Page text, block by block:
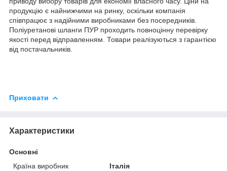
продукцію є найнижчими на ринку, оскільки компанія
співпрацює з надійними виробниками без посередників.
Поліуретанові шланги ПУР проходить повноцінну перевірку
якості перед відправленням. Товари реалізуються з гарантією
від постачальників.
Приховати
Характеристики
Основні
Країна виробник
Італія